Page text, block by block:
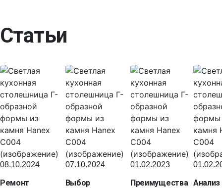
Статьи
08.10.2024
Ремонт
07.10.2024
Выбор
01.02.2023
Преимущества Анализ